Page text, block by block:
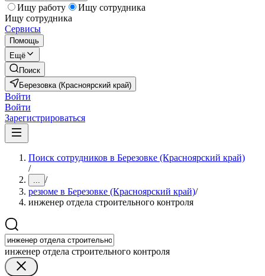
Ищу работу
Ищу сотрудника
Ищу сотрудника
Сервисы
Помощь
Ещё
Поиск
Березовка (Красноярский край)
Войти
Войти
Зарегистрироваться
Поиск сотрудников в Березовке (Красноярский край)
/
... /
резюме в Березовке (Красноярский край)/
инженер отдела строительного контроля
инженер отдела строительного контроля